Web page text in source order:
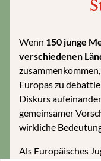
Wenn 150 junge
verschiedenen
Europas zu
Diskurs
gemeinsamer
wirkliche
Als Europäisches